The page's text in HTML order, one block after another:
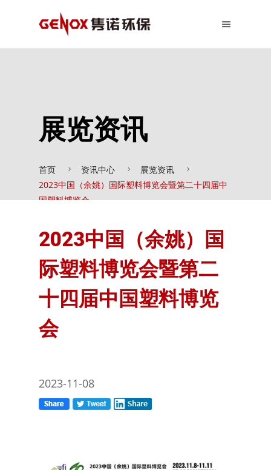
展览资讯
首页 资讯中心
展览资讯
2023中国（余姚）国际塑料博览会暨第二十四届中
国塑料博览会
2023中国（余姚）国
际塑料博览会暨第二
十四届中国塑料博览
会
2023-11-08